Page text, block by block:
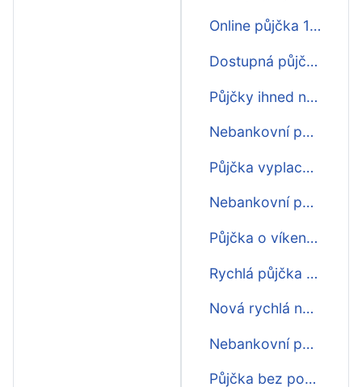
Online půjčka 1500 ihned na účet
Dostupná půjčka ihned
Půjčky ihned na bankovní účet
Nebankovní půjčky ihned dlouhodobé
Půjčka vyplacená ihned na účet
Nebankovní půjčky ihned bez poplatku
Půjčka o víkendu ihned
Rychlá půjčka před výplatou ihned na účet
Nová rychlá nebankovní půjčka ihned
Nebankovní půjčky ihned na účet 100000
Půjčka bez poplatku ihned na účet